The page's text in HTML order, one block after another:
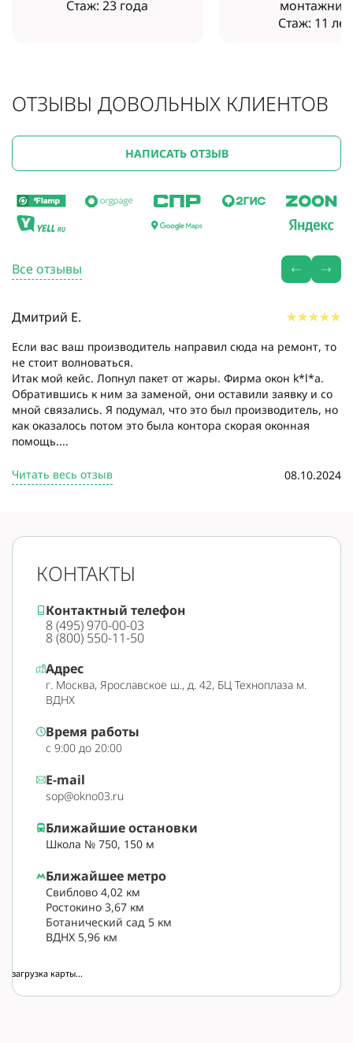
Стаж: 23 года
монтажник
Стаж: 11 лет
ОТЗЫВЫ ДОВОЛЬНЫХ КЛИЕНТОВ
НАПИСАТЬ ОТЗЫВ
Все отзывы
Дмитрий Е.
Если вас ваш производитель направил сюда на ремонт, то
не стоит волноваться.
Итак мой кейс. Лопнул пакет от жары. Фирма окон k*l*a.
Обратившись к ним за заменой, они оставили заявку и со
мной связались. Я подумал, что это был производитель, но
как оказалось потом это была контора скорая оконная
помощь....
Читать весь отзыв 08.10.2024
КОНТАКТЫ
Контактный телефон
8 (495) 970-00-03
8 (800) 550-11-50
Адрес
г. Москва, Ярославское ш., д. 42, БЦ Техноплаза м.
ВДНХ
Время работы
с 9:00 до 20:00
E-mail
sop@okno03.ru
Ближайшее метро
Свиблово 4,02 км
Ростокино 3,67 км
Ботанический сад 5 км
ВДНХ 5,96 км
Ближайшие остановки
Школа № 750, 150 м
загрузка карты...